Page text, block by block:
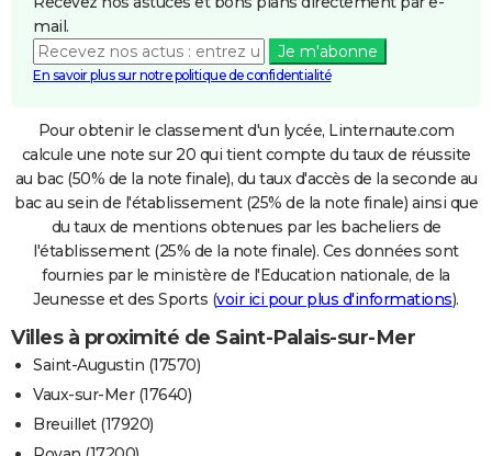
mail.
Je m'abonne
En savoir plus sur notre politique de confidentialité
Pour obtenir le classement d'un lycée, Linternaute.com
calcule une note sur 20 qui tient compte du taux de réussite
au bac (50% de la note finale), du taux d'accès de la seconde au
bac au sein de l'établissement (25% de la note finale) ainsi que
du taux de mentions obtenues par les bacheliers de
l'établissement (25% de la note finale). Ces données sont
fournies par le ministère de l'Education nationale, de la
Jeunesse et des Sports (voir ici pour plus d'informations).
Villes à proximité de Saint-Palais-sur-Mer
Saint-Augustin (17570)
Vaux-sur-Mer (17640)
Breuillet (17920)